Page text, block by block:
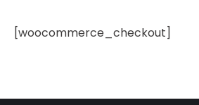
[woocommerce_checkout]